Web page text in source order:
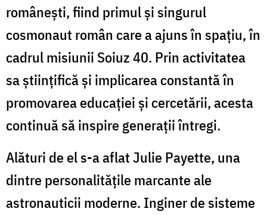
românești, fiind primul și singurul
cosmonaut român care a ajuns în spațiu, în
cadrul misiunii Soiuz 40. Prin activitatea
sa științifică și implicarea constantă în
promovarea educației și cercetării, acesta
continuă să inspire generații întregi.
Alături de el s-a aflatJulie Payette, una
dintre personalitățile marcante ale
astronauticii moderne. Inginer de sisteme